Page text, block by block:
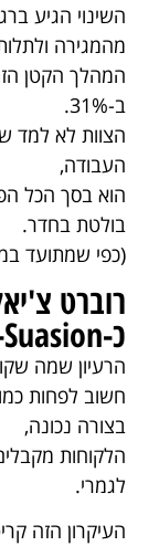
השינוי הגיע
מהמגירה
המהלך הקטן
ב-31%.
הצוות לא למד
העבודה,
הוא בסך הכל
בולטת בחדר.
(כפי שמתועד
רוברט
כ-Pre-Suasion:
הרעיון שמה
חשוב לפחות
בצורה נכונה,
הלקוחות
לגמרי.
העיקרון הזה